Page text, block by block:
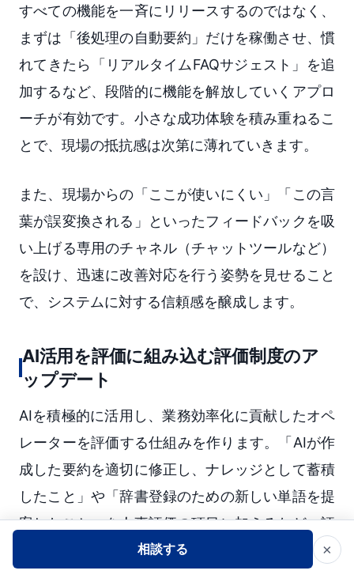
すべての機能を一斉にリリースするのではなく、
まずは「後処理の自動要約」だけを稼働させ、慣
れてきたら「リアルタイムFAQサジェスト」を追
加するなど、段階的に機能を解放していくアプロ
ーチが有効です。小さな成功体験を積み重ねるこ
とで、現場の抵抗感は次第に薄れていきます。
また、現場からの「ここが使いにくい」「この言
葉が誤変換される」といったフィードバックを吸
い上げる専用のチャネル（チャットツールなど）
を設け、迅速に改善対応を行う姿勢を見せること
で、システムに対する信頼感を醸成します。
AI活用を評価に組み込む評価制度のア
ップデート
AIを積極的に活用し、業務効率化に貢献したオペ
レーターを評価する仕組みを作ります。「AIが作
成した要約を適切に修正し、ナレッジとして蓄積
したこと」や「辞書登録のための新しい単語を提
案したこと」を人事評価の項目に加えるなど、評
価制度のアップデートも並行して行うことが定着
相談する ×